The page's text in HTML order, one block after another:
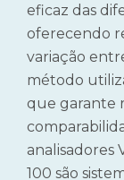
eficaz das
oferecendo
variação
método
que garante
analisadores
100 são